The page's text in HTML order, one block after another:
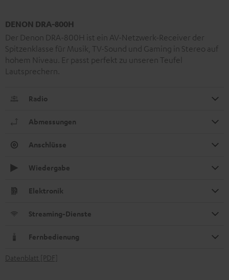
DENON DRA-800H
Der Denon DRA-800H ist ein AV-Netzwerk-Receiver der
Spitzenklasse für Musik, TV-Sound und Gaming in Stereo auf
hohem Niveau. Er passt perfekt zu unseren Teufel
Lautsprechern.
Radio
Abmessungen
Anschlüsse
Wiedergabe
Elektronik
Streaming-Dienste
Fernbedienung
Datenblatt [PDF]